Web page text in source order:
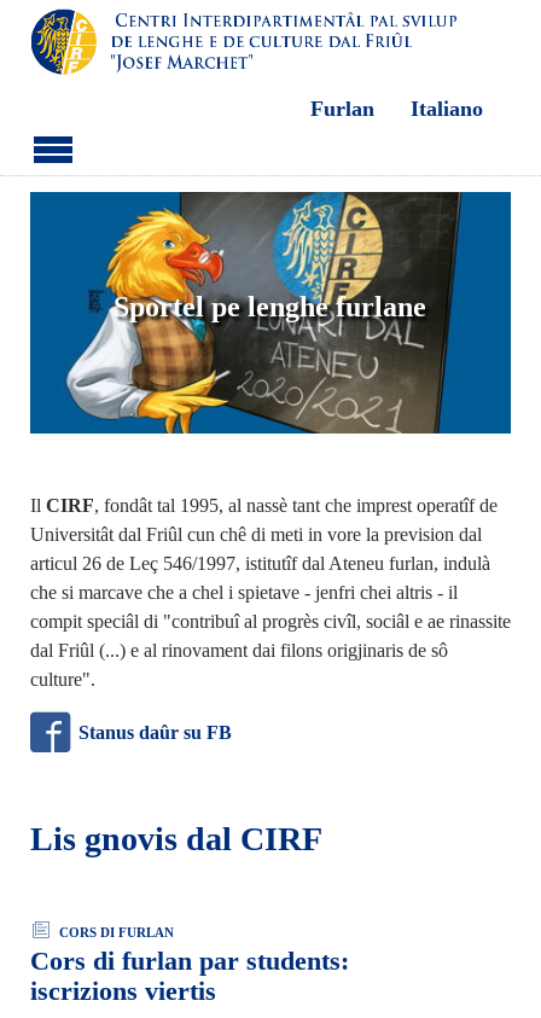
Aller au contenu principal
Furlan Italiano
Sportel pe lenghe furlane
Centri interdipartimentâl pal
svilup de lenghe e de culture dal
Friûl
Il CIRF, fondât tal 1995, al nassè tant che imprest operatîf de
Universitât dal Friûl cun chê di meti in vore la prevision dal
articul 26 de Leç 546/1997, istitutîf dal Ateneu furlan, indulà
che si marcave che a chel i spietave - jenfri chei altris - il
compit speciâl di "contribuî al progrès civîl, sociâl e ae rinassite
dal Friûl (...) e al rinovament dai filons origjinaris de sô
culture".
Stanus daûr su FB
Lis gnovis dal CIRF
CORS DI FURLAN
Cors di furlan par students:
iscrizions viertis